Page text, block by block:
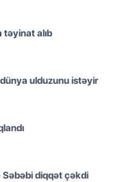
təyinat alıb
ulduzunu istəyir
Səbəbi diqqət çəkdi